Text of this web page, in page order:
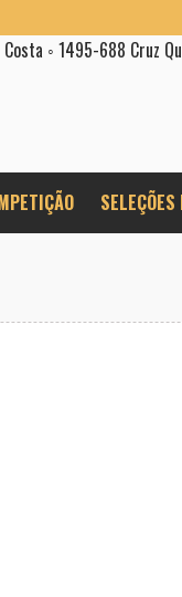
◦ 1495-688 Cruz